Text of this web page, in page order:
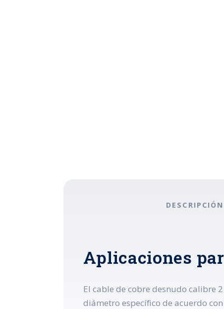
DESCRIPCIÓN
Aplicaciones
El cable de cobre desnudo calibre
diámetro específico de acuerdo